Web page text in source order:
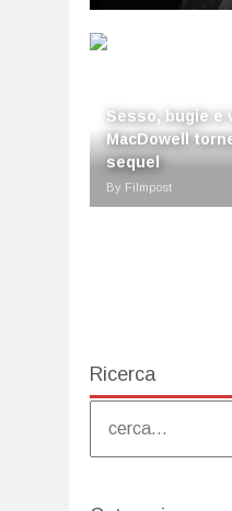
Sesso, bugie e
MacDowell
sequel
By Filmpost
Ricerca